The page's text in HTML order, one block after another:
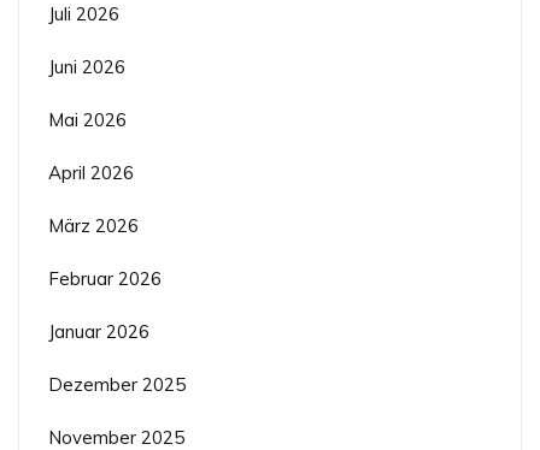
Juli 2026
Juni 2026
Mai 2026
April 2026
März 2026
Februar 2026
Januar 2026
Dezember 2025
November 2025